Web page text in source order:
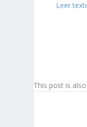
Leer
This post is